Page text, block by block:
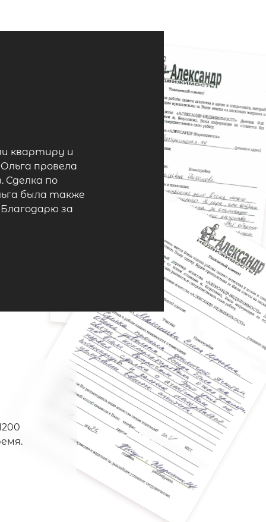
квартиру и
провела
Сделка по
была также
за